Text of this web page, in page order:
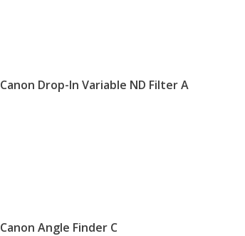
Canon Drop-In Variable ND Filter A
Canon Angle Finder C